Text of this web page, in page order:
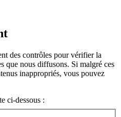
des contrôles pour vérifier la
que nous diffusons. Si malgré ces
inappropriés, vous pouvez
ci-dessous :